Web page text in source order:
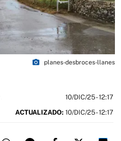
photo_camera planes-desbroces-llanes
10/DIC/25- 12:17
ACTUALIZADO: 10/DIC/25 - 12:17